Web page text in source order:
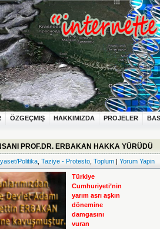
ÖZGEÇMIŞ HAKKIMIZDA PROJELER
PROF.DR. ERBAKAN HAKKA YÜRÜDÜ
Politika Taziye - Protesto Toplum | Yorum Yapin
Türkiye
Cumhuriyeti’nin
yarım asrı aşkın
dönemine
damgasını
vuran